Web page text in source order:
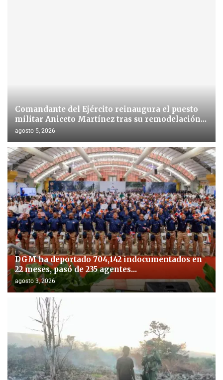
Comandante del Ejército reinaugura el puesto
militar Aniceto Martínez tras su remodelación...
agosto 5, 2026
DGM ha deportado 704,142 indocumentados en
22 meses, pasó de 235 agentes...
agosto 3, 2026